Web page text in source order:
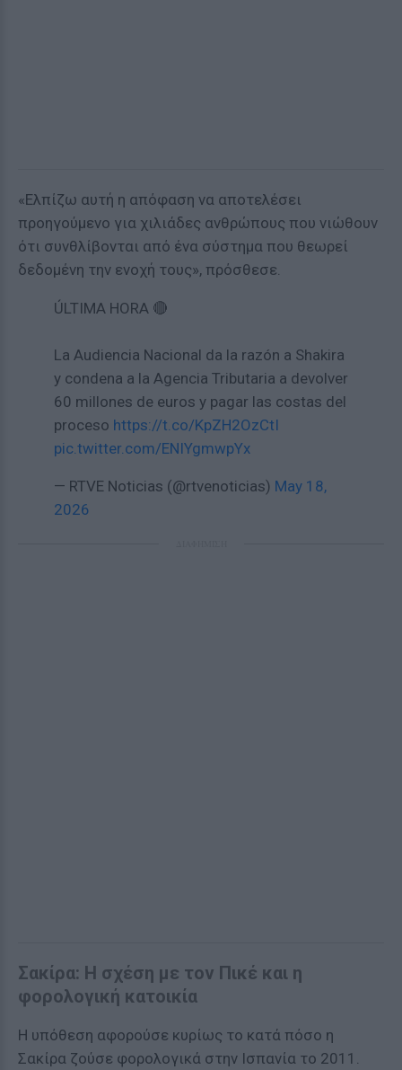
«Ελπίζω αυτή η απόφαση να αποτελέσει
προηγούμενο για χιλιάδες ανθρώπους που νιώθουν
ότι συνθλίβονται από ένα σύστημα που θεωρεί
δεδομένη την ενοχή τους», πρόσθεσε.
ÚLTIMA HORA 🔴
La Audiencia Nacional da la razón a Shakira
y condena a la Agencia Tributaria a devolver
60 millones de euros y pagar las costas del
proceso https://t.co/KpZH2OzCtI
pic.twitter.com/ENIYgmwpYx
— RTVE Noticias (@rtvenoticias) May 18,
2026
Σακίρα: Η σχέση με τον Πικέ και η
φορολογική κατοικία
Η υπόθεση αφορούσε κυρίως το κατά πόσο η
Σακίρα ζούσε φορολογικά στην Ισπανία το 2011.